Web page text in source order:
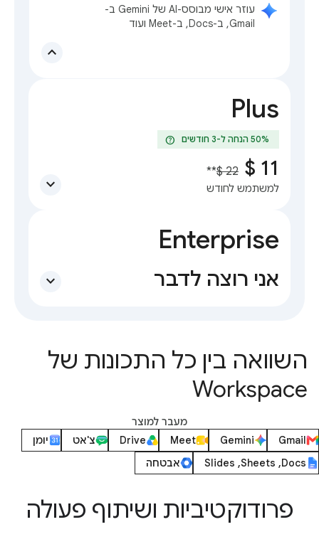
עוזר אישי מבוסס-AI של Gemini ב-
Gmail, ב-Docs, ב-Meet ועוד
expand_less
Plus
help
**
למשתמש לחודש expand_more
Enterprise
אני רוצה לדבר expand_more
השוואה בין כל התכונות של
Workspace
מעבר למוצר
Gmail
Gemini
Meet
Drive צ'אט
יומן
Docs‏, Sheets‏, Slides
אבטחה
פרודוקטיביות ושיתוף פעולה